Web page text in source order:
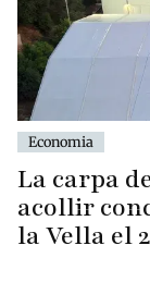
Economia
La carpa
acollir
la Vella el